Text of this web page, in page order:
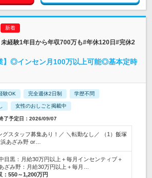
経験1年目から年収700万も#年休120日#完休2
】◎インセン月100万以上可能◎基本定時
験OK 完全週休2日制 学歴不問
女性のおしごと掲載中
了予定日：2026/09/07
グスタッフ募集あり！／ ＼転勤なし／ （1）飯塚
あざみ野 or…
目黒：月給30万円以上＋毎月インセンティブ＋
ざみ野：月給30万円以上＋毎月…
550～1,200万円